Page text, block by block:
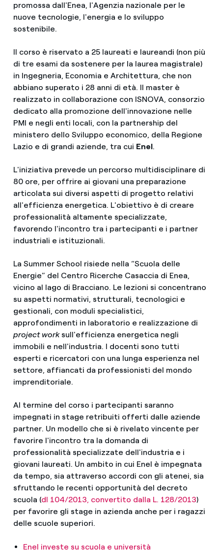
promossa dall'Enea, l'Agenzia nazionale per le
nuove tecnologie, l'energia e lo sviluppo
sostenibile.
Il corso è riservato a 25 laureati e laureandi (non più
di tre esami da sostenere per la laurea magistrale)
in Ingegneria, Economia e Architettura, che non
abbiano superato i 28 anni di età. Il master è
realizzato in collaborazione con ISNOVA, consorzio
dedicato alla promozione dell'innovazione nelle
PMI e negli enti locali, con la partnership del
ministero dello Sviluppo economico, della Regione
Lazio e di grandi aziende, tra cui Enel.
L'iniziativa prevede un percorso multidisciplinare di
80 ore, per offrire ai giovani una preparazione
articolata sui diversi aspetti di progetto relativi
all'efficienza energetica. L'obiettivo è di creare
professionalità altamente specializzate,
favorendo l'incontro tra i partecipanti e i partner
industriali e istituzionali.
La Summer School risiede nella “Scuola delle
Energie” del Centro Ricerche Casaccia di Enea,
vicino al lago di Bracciano. Le lezioni si concentrano
su aspetti normativi, strutturali, tecnologici e
gestionali, con moduli specialistici,
approfondimenti in laboratorio e realizzazione di
project work sull'efficienza energetica negli
immobili e nell'industria. I docenti sono tutti
esperti e ricercatori con una lunga esperienza nel
settore, affiancati da professionisti del mondo
imprenditoriale.
Al termine del corso i partecipanti saranno
impegnati in stage retribuiti offerti dalle aziende
partner. Un modello che si è rivelato vincente per
favorire l'incontro tra la domanda di
professionalità specializzate dell'industria e i
giovani laureati. Un ambito in cui Enel è impegnata
da tempo, sia attraverso accordi con gli atenei, sia
sfruttando le recenti opportunità del decreto
scuola (dl 104/2013, convertito dalla L. 128/2013)
per favorire gli stage in azienda anche per i ragazzi
delle scuole superiori.
Enel investe su scuola e università